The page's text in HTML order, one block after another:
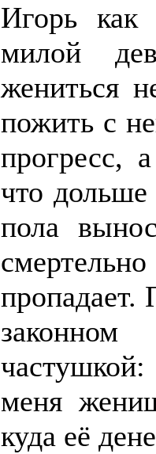
Игорь как
милой
жениться
пожить с
прогресс,
что дольше
пола
меня
куда её